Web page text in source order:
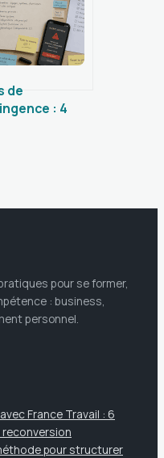
de
: 4
pour se former,
: business,
personnel.
France Travail : 6
pour structurer